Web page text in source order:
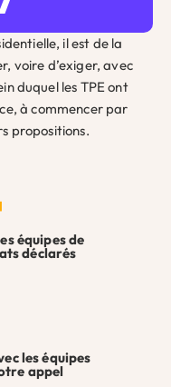
il est de la
voire d’exiger, avec
duquel les TPE ont
à commencer par
propositions.
équipes de
déclarés
les équipes
appel